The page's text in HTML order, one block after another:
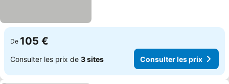
De 105 €
Consulter les prix de 3 sites Consulter les prix